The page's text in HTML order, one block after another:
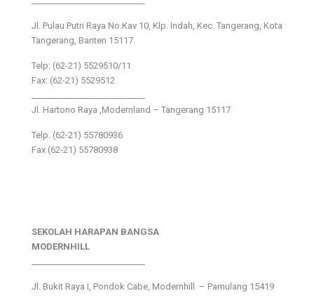
Jl. Pulau Putri Raya No.Kav 10, Klp. Indah, Kec. Tangerang, Kota
Tangerang, Banten 15117
Telp: (62-21) 5529510/11
Fax: (62-21) 5529512
Jl. Hartono Raya ,Modernland – Tangerang 15117
Telp. (62-21) 55780936
Fax (62-21) 55780938
SEKOLAH HARAPAN BANGSA
MODERNHILL
Jl. Bukit Raya I, Pondok Cabe, Modernhill – Pamulang 15419